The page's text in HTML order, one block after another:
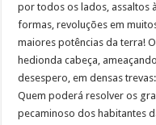
por todos os lados, assaltos
formas, revoluções em
maiores potências da terra!
hedionda cabeça,
desespero, em densas
Quem poderá resolver os
pecaminoso dos habitantes